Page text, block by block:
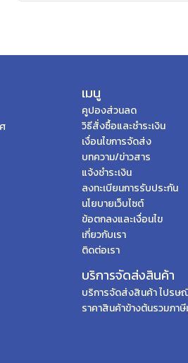
เมนู
คูปองส่วนลด
วิธีสั่งซื้อและชำระเงิน
เงื่อนไขการจัดส่ง
บทความ/ข่าวสาร
แจ้งชำระเงิน
ลงทะเบียนการรับประกัน
นโยบายเว็บไซต์
ข้อตกลงและเงื่อนไข
เกี่ยวกับเรา
ติดต่อเรา
บริการจัดส่งสินค้า
บริการจัดส่งสินค้า ไปรษ
ราคาสินค้าข้างต้นรวมภา